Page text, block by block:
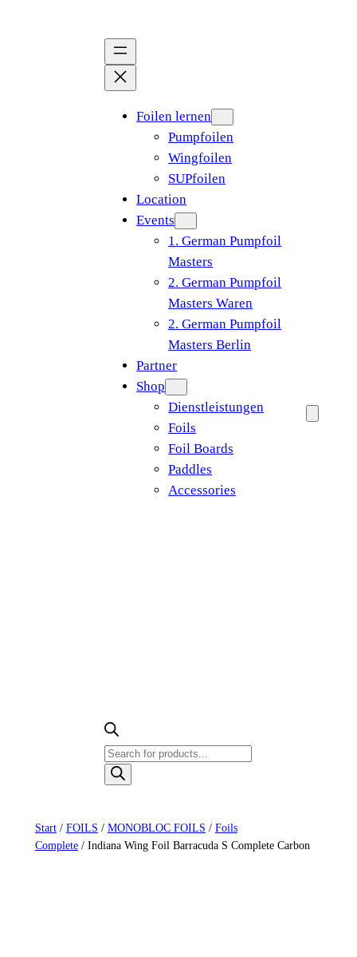
Foilen lernen
Pumpfoilen
Wingfoilen
SUPfoilen
Location
Events
1. German Pumpfoil
Masters
2. German Pumpfoil
Masters Waren
2. German Pumpfoil
Masters Berlin
Partner
Shop
Dienstleistungen
Foils
Foil Boards
Paddles
Accessories
Products
search
Start/ FOILS / MONOBLOC FOILS / Foils
Complete/ Indiana Wing Foil Barracuda S Complete Carbon